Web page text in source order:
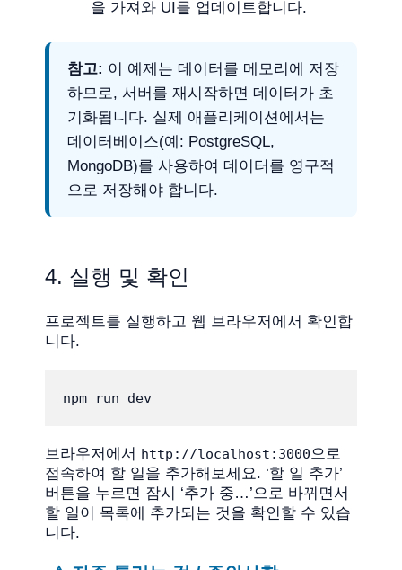
을 가져와 UI를 업데이트합니다.
참고: 이 예제는 데이터를 메모리에 저장
하므로, 서버를 재시작하면 데이터가 초
기화됩니다. 실제 애플리케이션에서는
데이터베이스(예: PostgreSQL,
MongoDB)를 사용하여 데이터를 영구적
으로 저장해야 합니다.
4. 실행 및 확인
프로젝트를 실행하고 웹 브라우저에서 확인합
니다.
npm run dev
브라우저에서 http://localhost:3000으로
접속하여 할 일을 추가해보세요. ‘할 일 추가’
버튼을 누르면 잠시 ‘추가 중…’으로 바뀌면서
할 일이 목록에 추가되는 것을 확인할 수 있습
니다.